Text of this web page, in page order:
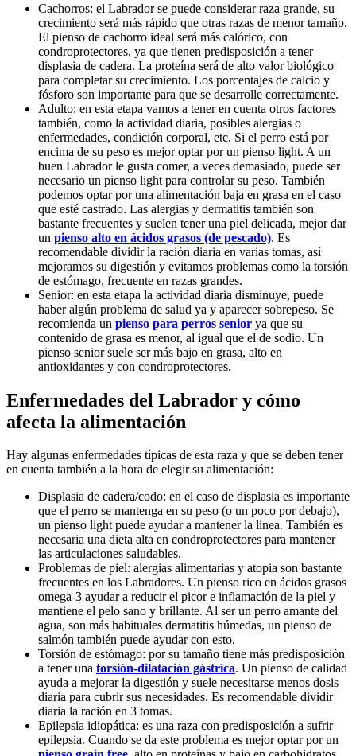
Cachorros: el Labrador se puede considerar raza grande, su
crecimiento será más rápido que otras razas de menor tamaño.
El pienso de cachorro ideal será más calórico, con
condroprotectores, ya que tienen predisposición a tener
displasia de cadera. La proteína será de alto valor biológico
para completar su crecimiento. Los porcentajes de calcio y
fósforo son importante para que se desarrolle correctamente.
Adulto: en esta etapa vamos a tener en cuenta otros factores
también, como la actividad diaria, posibles alergias o
enfermedades, condición corporal, etc. Si el perro está por
encima de su peso es mejor optar por un pienso light. A un
buen Labrador le gusta comer, a veces demasiado, puede ser
necesario un pienso light para controlar su peso. También
podemos optar por una alimentación baja en grasa en el caso
que esté castrado. Las alergias y dermatitis también son
bastante frecuentes y suelen tener una piel delicada, mejor dar
un pienso alto en ácidos grasos (de pescado). Es
recomendable dividir la ración diaria en varias tomas, así
mejoramos su digestión y evitamos problemas como la torsión
de estómago, frecuente en razas grandes.
Senior: en esta etapa la actividad diaria disminuye, puede
haber algún problema de salud ya y aparecer sobrepeso. Se
recomienda un pienso para perros senior ya que su
contenido de grasa es menor, al igual que el de sodio. Un
pienso senior suele ser más bajo en grasa, alto en
antioxidantes y con condroprotectores.
Enfermedades del Labrador y cómo
afecta la alimentación
Hay algunas enfermedades típicas de esta raza y que se deben tener
en cuenta también a la hora de elegir su alimentación:
Displasia de cadera/codo: en el caso de displasia es importante
que el perro se mantenga en su peso (o un poco por debajo),
un pienso light puede ayudar a mantener la línea. También es
necesaria una dieta alta en condroprotectores para mantener
las articulaciones saludables.
Problemas de piel: alergias alimentarias y atopia son bastante
frecuentes en los Labradores. Un pienso rico en ácidos grasos
omega-3 ayudar a reducir el picor e inflamación de la piel y
mantiene el pelo sano y brillante. Al ser un perro amante del
agua, son más habituales dermatitis húmedas, un pienso de
salmón también puede ayudar con esto.
Torsión de estómago: por su tamaño tiene más predisposición
a tener una torsión-dilatación gástrica. Un pienso de calidad
ayuda a mejorar la digestión y suele necesitarse menos dosis
diaria para cubrir sus necesidades. Es recomendable dividir
diaria la ración en 3 tomas.
Epilepsia idiopática: es una raza con predisposición a sufrir
epilepsia. Cuando se da este problema es mejor optar por un